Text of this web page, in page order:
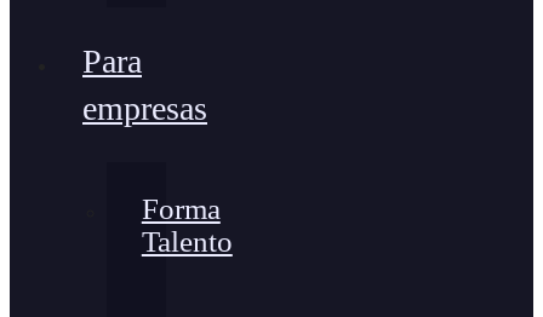
Para
empresas
Forma
Talento